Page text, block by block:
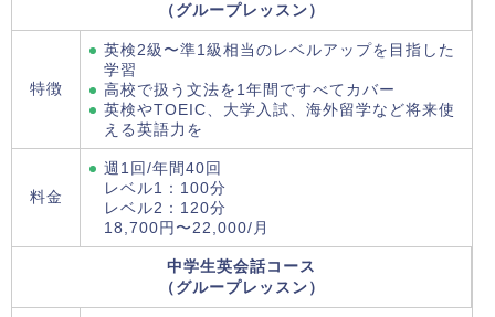
（グループレッスン）
特徴
英検2級〜準1級相当のレベルアップを目指した
学習
高校で扱う文法を1年間ですべてカバー
英検やTOEIC、大学入試、海外留学など将来使
える英語力を
料金
週1回/年間40回
レベル1：100分
レベル2：120分
18,700円〜22,000/月
中学生英会話コース
（グループレッスン）